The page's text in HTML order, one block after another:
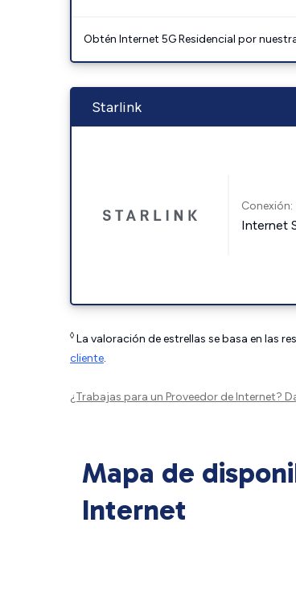
Obtén Internet 5G Residencial por
Starlink
Conexión:
Internet
◊ La valoración de estrellas se basa en las
cliente.
¿Trabajas para un Proveedor de Internet?
Mapa de
Internet